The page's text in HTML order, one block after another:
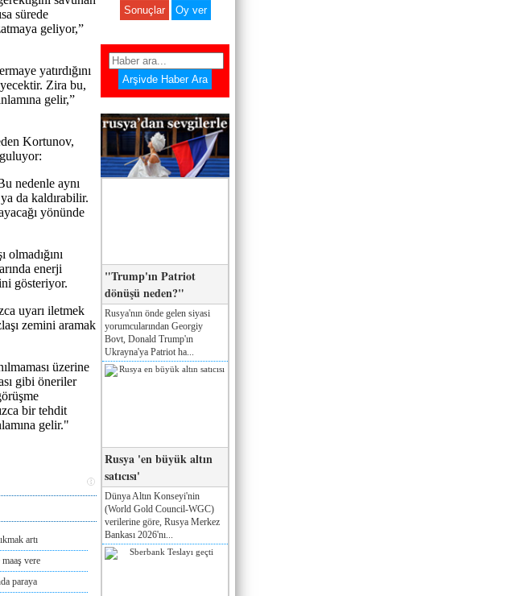
sürede
geliyor,”
yatırdığını
Zira bu,
gelir,”
Kortunov,
nedenle aynı
da kaldırabilir.
yönünde
enerji
gösteriyor.
uyarı iletmek
zemini aramak
üzerine
gibi öneriler
bir tehdit
gelir."
artı
vere
paraya
Sonuçlar
"Trump'ın Patriot
dönüşü neden?"
Rusya'nın önde gelen siyasi
yorumcularından Georgiy
Bovt, Donald Trump'ın
Ukrayna'ya Patriot ha...
Rusya 'en büyük altın
satıcısı'
Dünya Altın Konseyi'nin
(World Gold Council-WGC)
verilerine göre, Rusya Merkez
Bankası 2026'nı...